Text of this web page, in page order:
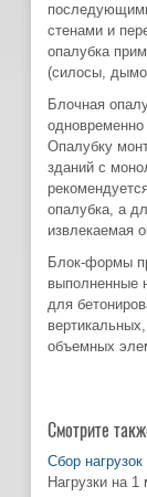
стенами и
опалубка
(силосы,
Блочная
одновременно
Опалубку
зданий с
опалубка, а
извлекаемая
Блок-формы
выполненные
для
объемных
Смотрите
Сбор
Нагрузки на